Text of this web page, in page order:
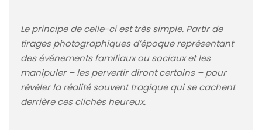
Le principe de celle-ci est très simple. Partir de
tirages photographiques d’époque représentant
des événements familiaux ou sociaux et les
manipuler – les pervertir diront certains – pour
révéler la réalité souvent tragique qui se cachent
derrière ces clichés heureux.